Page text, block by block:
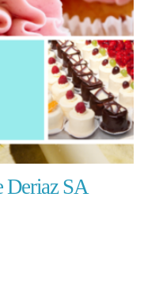
Deriaz SA